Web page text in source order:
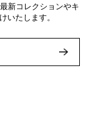
新コレクションやキ
いたします。